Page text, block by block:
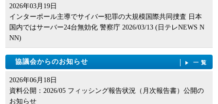
2026年03月19日
インターポール主導でサイバー犯罪の大規模国際共同捜査 日本
国内ではサーバー24台無効化 警察庁 2026/03/13 (日テレNEWS N
NN)
協議会からのお知らせ 一覧
2026年06月18日
資料公開：2026/05 フィッシング報告状況（月次報告書）公開の
お知らせ